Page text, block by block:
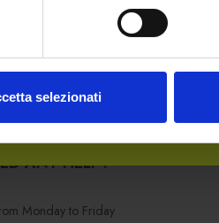
selezionati
ANY HELP?
Monday to Friday